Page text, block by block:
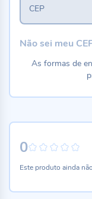
0
Este produto ainda
CEP
Não sei meu
As formas de